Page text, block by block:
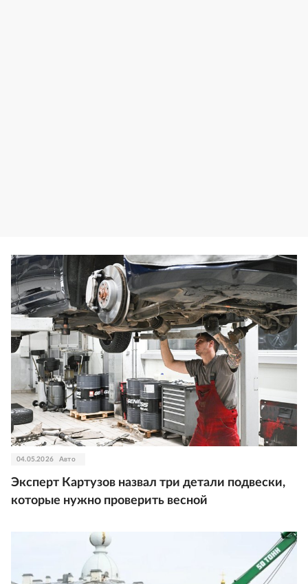
04.05.2026 Авто
Эксперт Картузов назвал три детали подвески,
которые нужно проверить весной